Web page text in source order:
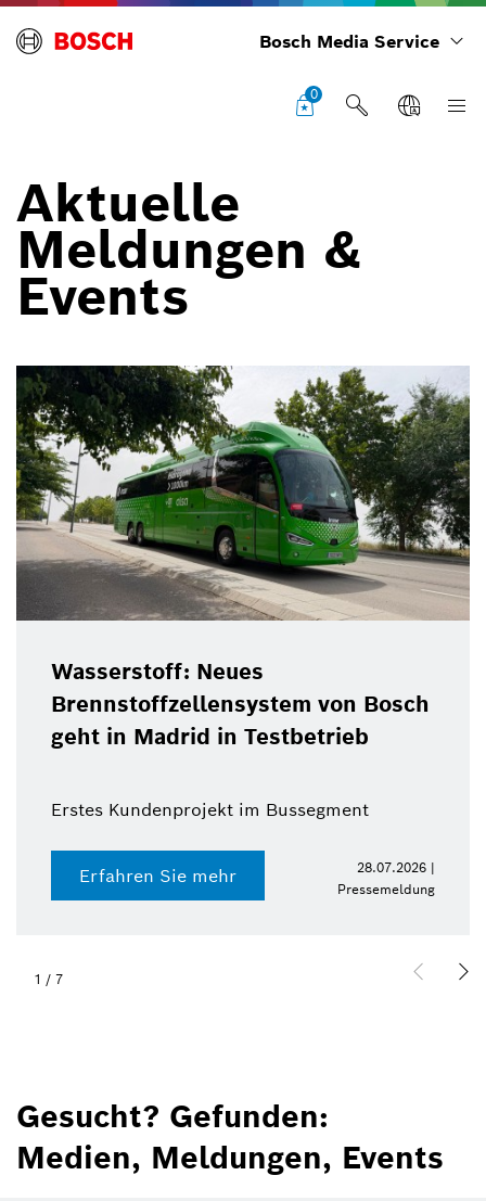
Bosch Media Service
0
Aktuelle
Meldungen &
Events
Wasserstoff: Neues
Brennstoffzellensystem von Bosch
geht in Madrid in Testbetrieb
Erstes Kundenprojekt im Bussegment
Erfahren Sie mehr
28.07.2026 |
Pressemeldung
1 / 7
Gesucht? Gefunden:
Medien, Meldungen, Events